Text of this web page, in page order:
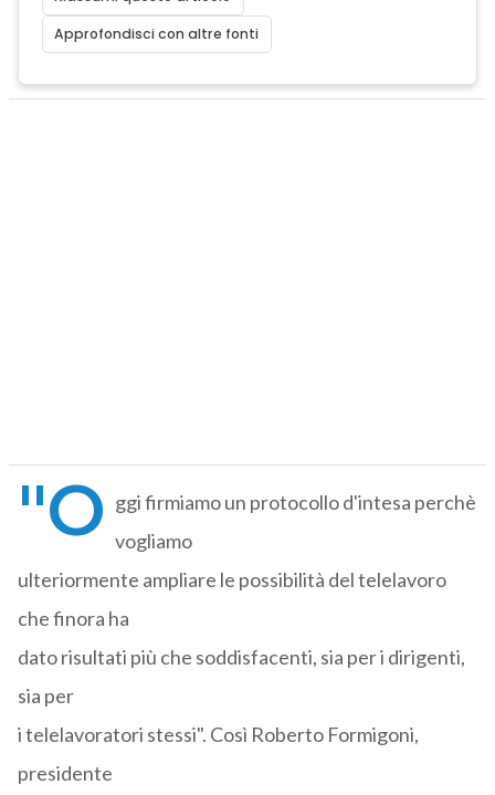
Approfondisci con altre fonti
"O ggi firmiamo un protocollo d'intesa perchè
vogliamo
ulteriormente ampliare le possibilità del telelavoro
che finora ha
dato risultati più che soddisfacenti, sia per i dirigenti,
sia per
i telelavoratori stessi". Così Roberto Formigoni,
presidente